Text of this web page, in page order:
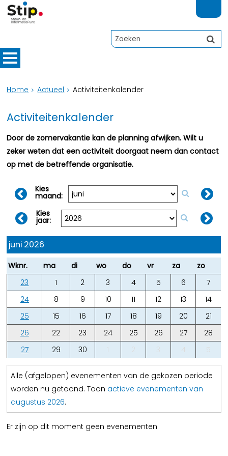
Home Actueel Activiteitenkalender
Activiteitenkalender
Door de zomervakantie kan de planning afwijken. Wilt u
zeker weten dat een activiteit doorgaat neem dan contact
op met de betreffende organisatie.
Kies
maand:
Kies
jaar:
juni 2026
Wknr. ma di wo do vr za
zo
23
1 2 3 4 5 6
7
24
8 9 10 11 12 13
14
25
15 16 17 18 19 20
21
26
22 23 24 25 26 27
28
27
29 30 1 2 3 4 5
Alle (afgelopen) evenementen van de gekozen periode
worden nu getoond. Toon actieve evenementen van
augustus 2026.
Er zijn op dit moment geen evenementen